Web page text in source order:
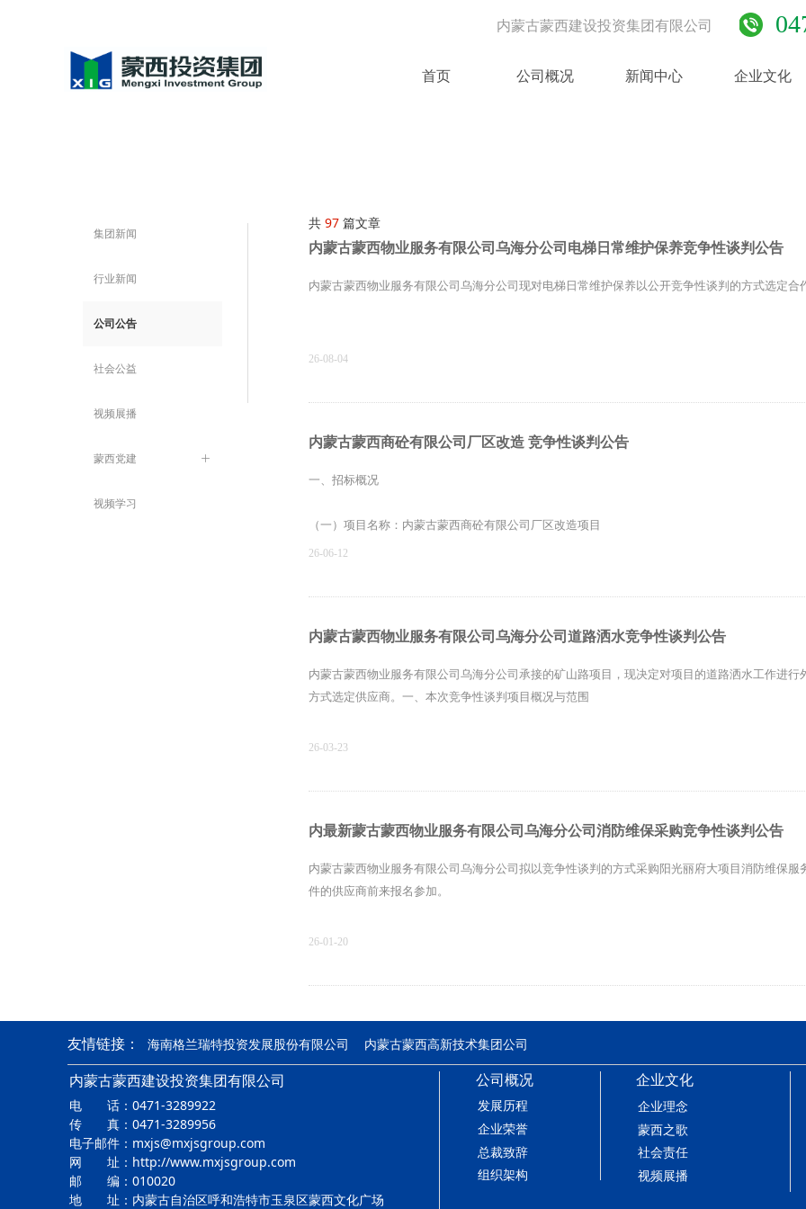
首页 公司概况 新闻中心 企业文化
内蒙古蒙西建设投资集团有限公司
共 97 篇文章
内蒙古蒙西物业服务有限公司乌海分公司电梯日常维护保养竞争性谈判公告
内蒙古蒙西物业服务有限公司乌海分公司现对电梯日常维护保养以公开竞争性谈判的方式选定合
26-08-04
内蒙古蒙西商砼有限公司厂区改造 竞争性谈判公告
一、招标概况
（一）项目名称：内蒙古蒙西商砼有限公司厂区改造项目
26-06-12
内蒙古蒙西物业服务有限公司乌海分公司道路洒水竞争性谈判公告
内蒙古蒙西物业服务有限公司乌海分公司承接的矿山路项目，现决定对项目的道路洒水工作进行
方式选定供应商。一、本次竞争性谈判项目概况与范围
（一）项目名称：道路洒水服务
（三）竞争性谈判项目范围：蒙西矿山路项目全路段洒水。
4. 采购方式：竞争性谈判
26-03-23
内最新蒙古蒙西物业服务有限公司乌海分公司消防维保采购竞争性谈判公告
内蒙古蒙西物业服务有限公司乌海分公司拟以竞争性谈判的方式采购阳光丽府大项目消防维保服
件的供应商前来报名参加。
一、本次招标项目概况与范围
1、具有独立承担民事责任的能力；
2、具有良好的商业信誉和健全的财务会计制度；
3、具有履行合同所必需的设备和专业技术能力；
26-01-20
内蒙古蒙西物业服务有限公司乌海分公司电梯维保竞争性谈判公告
1.投标人为中华人民共和国注册成立3年以上（含3年），有工商行政管理部门核发年检合格的企
保、电梯零配件销售、电梯技术咨询等业务，同时符合《中华人民共和国招标投标法》等有关法
2.投标人负责人为同一人或者存在控股、管理关系的不同单位，不得参与同一项目的竞争性谈判
3.不接受联合体参谈供应商；
集团新闻
行业新闻
公司公告
社会公益
视频展播
ꄶ
蒙西党建
视频学习
电 话：0471-3289922
传 真：0471-3289956
电子邮件：mxjs@mxjsgroup.com
网 址：http://www.mxjsgroup.com
邮 编：010020
地 址：内蒙古自治区呼和浩特市玉泉区蒙西文化广场
内蒙古蒙西建设投资集团有限公司
友情链接： 内蒙古蒙西高新技术集团公司
发展历程
企业荣誉
总裁致辞
组织架构
公司概况
海南格兰瑞特投资发展股份有限公司
企业理念
蒙西之歌
社会责任
视频展播
企业文化